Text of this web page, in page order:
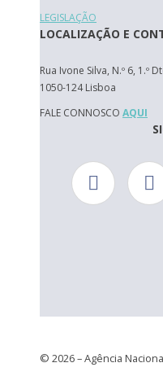
LEGISLAÇÃO
LOCALIZAÇÃO E
Rua Ivone Silva, N.º 6, 1.º
1050-124 Lisboa
FALE CONNOSCO AQUI
© 2026 – Agência